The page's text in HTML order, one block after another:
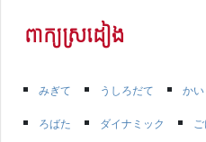
ពាក្យស្រដៀង
みぎて うしろだて か
ろばた
ダイナミック